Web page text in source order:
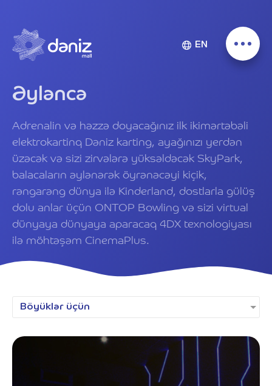
EN
Əyləncə
Adrenalin və həzzə doyacağınız ilk ikimərtəbəli
elektrokartinq Dəniz karting, ayağınızı yerdən
üzəcək və sizi zirvələrə yüksəldəcək SkyPark,
balacaların əylənərək öyrənəcəyi kiçik,
rəngarəng dünya ilə Kinderland, dostlarla gülüş
dolu anlar üçün ONTOP Bowling və sizi virtual
dünyaya dünyaya aparacaq 4DX texnologiyası
ilə möhtəşəm CinemaPlus.